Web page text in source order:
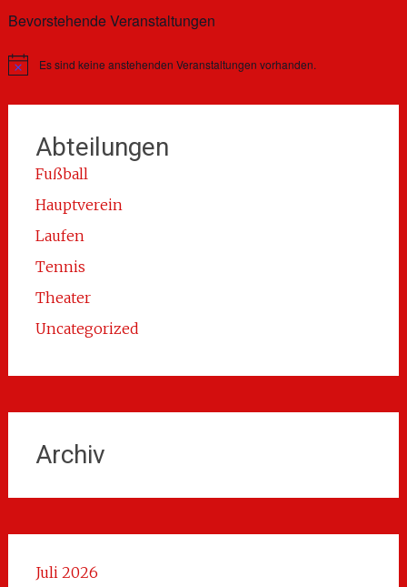
Bevorstehende Veranstaltungen
HinweisEs sind keine anstehenden Veranstaltungen vorhanden.
Abteilungen
Fußball
Hauptverein
Laufen
Tennis
Theater
Uncategorized
Archiv
Juli 2026